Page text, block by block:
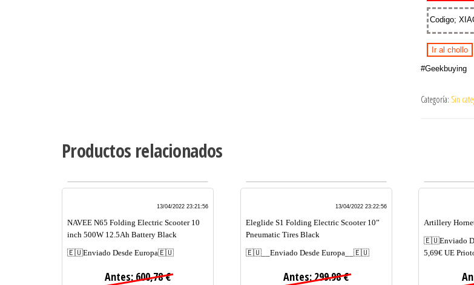
Codigo;
Ir al chollo
#Geekbuying
Categoría: Sin
Productos relacionados
13/04/2022 23:21:56
NAVEE N65 Folding Electric Scooter 10
inch 500W 12.5Ah Battery Black
🇪🇺Enviado Desde Europa🇪🇺
Antes: 600,78 €
13/04/2022 23:22:56
Eleglide S1 Folding Electric Scooter 10”
Pneumatic Tires Black
🇪🇺__Enviado Desde Europa__🇪🇺
Antes: 299.98 €
Artillery
🇪🇺Enviado
5,69€ UE